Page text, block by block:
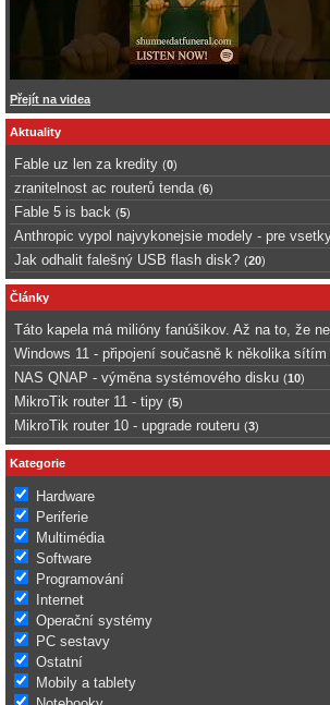
Přejít na videa
Aktuality
Fable uz len za kredity (0)
zranitelnost ac routerů tenda (6)
Fable 5 is back (5)
Anthropic vypol najvykonejsie modely - pre
Jak odhalit falešný USB flash disk? (20)
Články
Táto kapela má milióny fanúšikov. Až na to, že
Windows 11 - připojení současně k několika sítím
NAS QNAP - výměna systémového disku (10)
MikroTik router 11 - tipy (5)
MikroTik router 10 - upgrade routeru (3)
Kategorie
Hardware
Periferie
Multimédia
Software
Programování
Internet
Operační systémy
PC sestavy
Ostatní
Mobily a tablety